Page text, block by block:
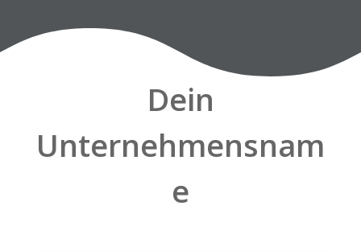
Dein
Unternehmensnam
e